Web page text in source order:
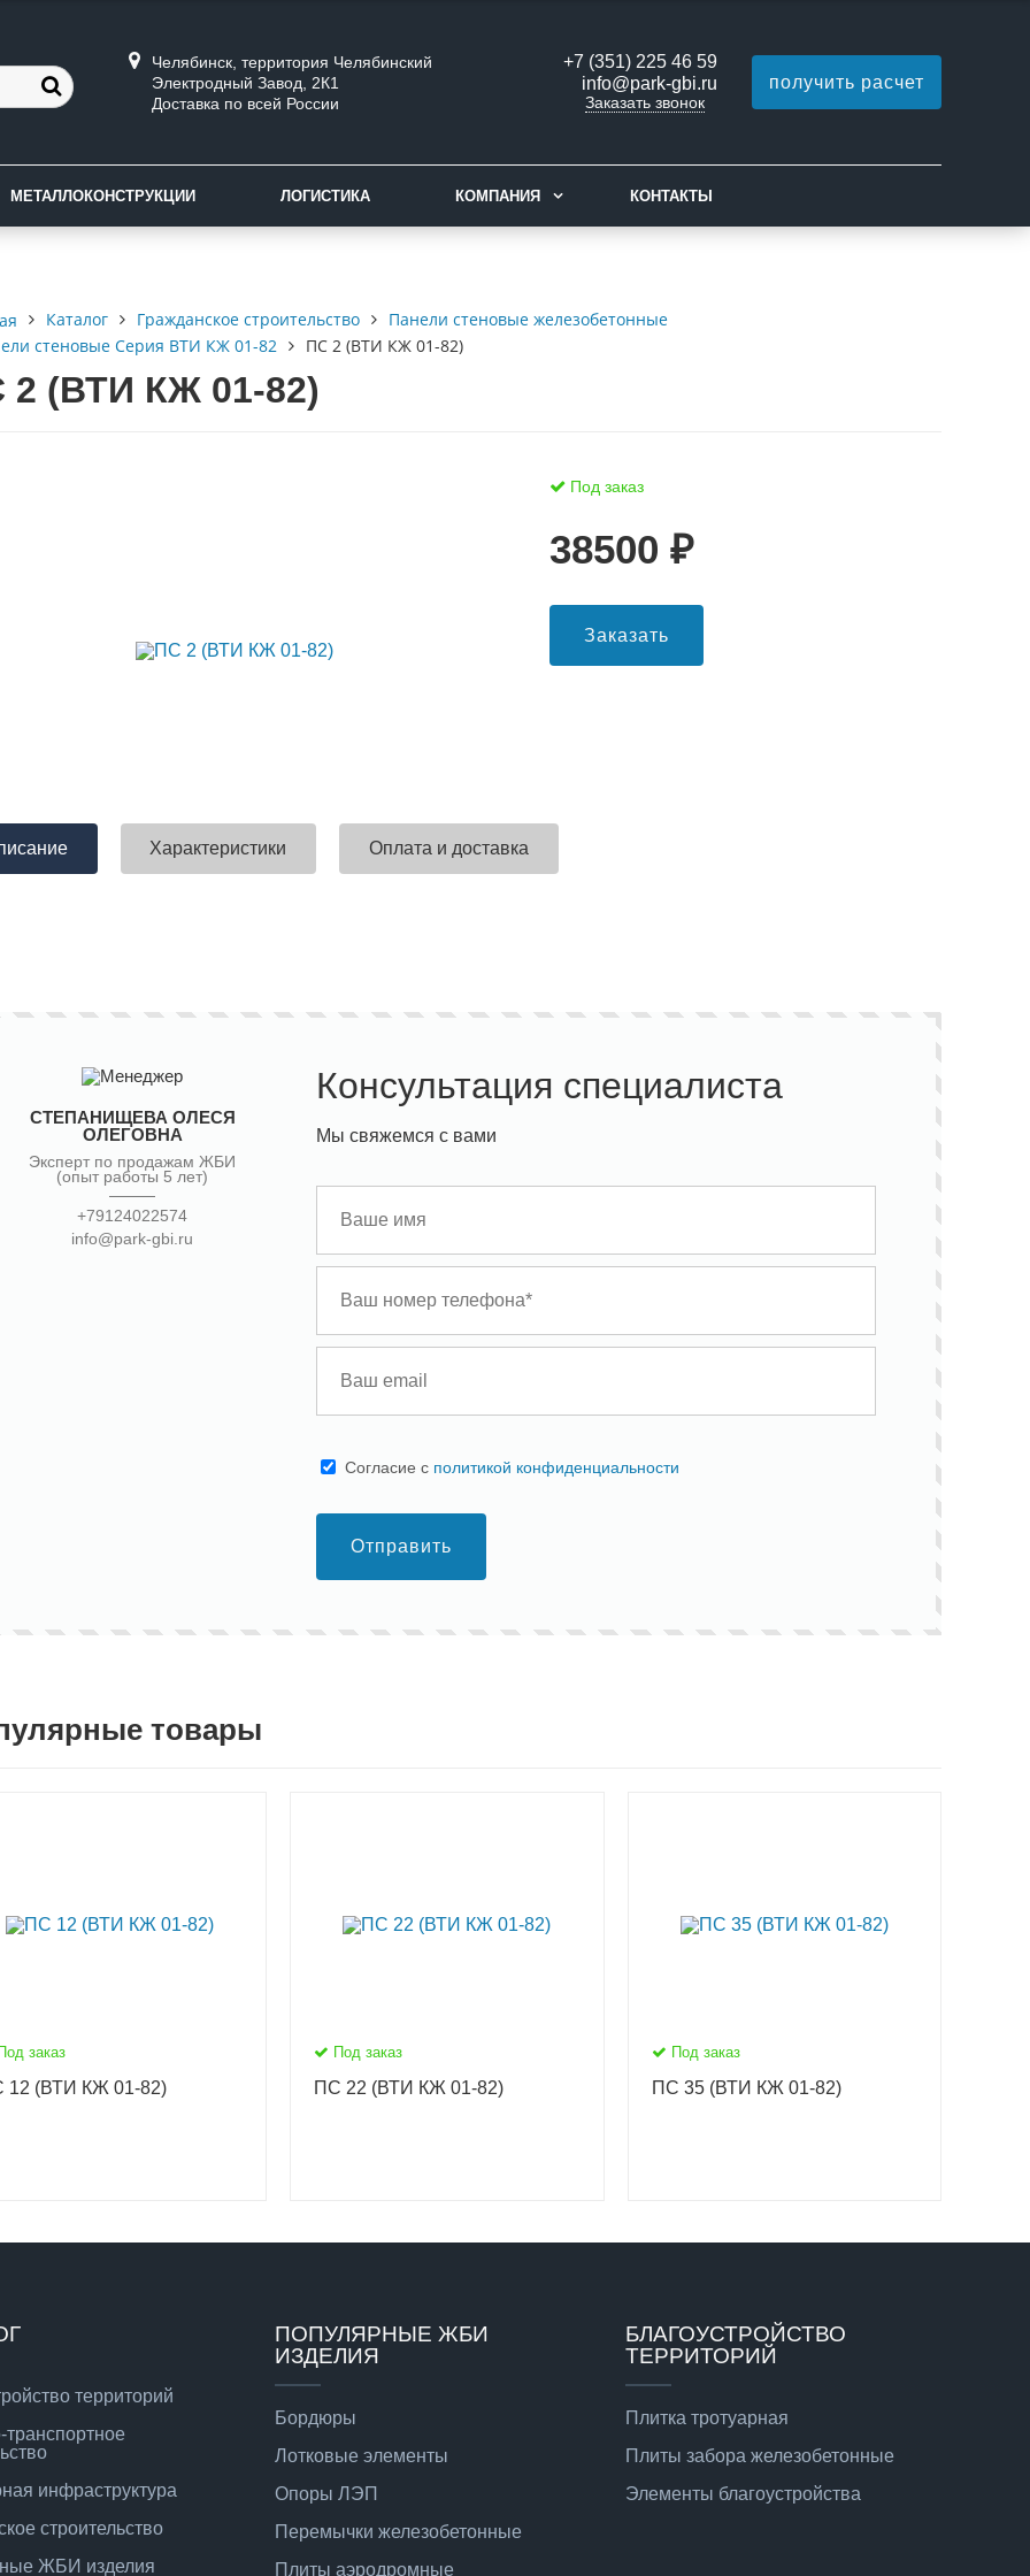
Челябинск, территория Челябинский
Электродный Завод, 2К1
Доставка по всей России
+7 (351) 225 46 59
info@park-gbi.ru
Заказать звонок
получить расчет
МЕТАЛЛОКОНСТРУКЦИИ ЛОГИСТИКА КОМПАНИЯ КОНТАКТЫ
Каталог Гражданское строительство
Панели стеновые железобетонные
стеновые Серия ВТИ КЖ 01-82
ПС 2 (ВТИ КЖ 01-82)
2 (ВТИ КЖ 01-82)
Под заказ
38500 ₽
Заказать
Характеристики Оплата и доставка
СТЕПАНИЩЕВА ОЛЕСЯ
ОЛЕГОВНА
Эксперт по продажам ЖБИ
(опыт работы 5 лет)
+79124022574
info@park-gbi.ru
Консультация специалиста
Мы свяжемся с вами
Cогласие с политикой конфиденциальности
Отправить
товары
заказ
12 (ВТИ КЖ 01-82)
Под заказ
ПС 22 (ВТИ КЖ 01-82)
Под заказ
ПС 35 (ВТИ КЖ 01-82)
территорий
инфраструктура
строительство
ЖБИ изделия
ПОПУЛЯРНЫЕ ЖБИ
ИЗДЕЛИЯ
Бордюры
Лотковые элементы
Опоры ЛЭП
Перемычки железобетонные
Плиты аэродромные
БЛАГОУСТРОЙСТВО
ТЕРРИТОРИЙ
Плитка тротуарная
Плиты забора железобетонные
Элементы благоустройства